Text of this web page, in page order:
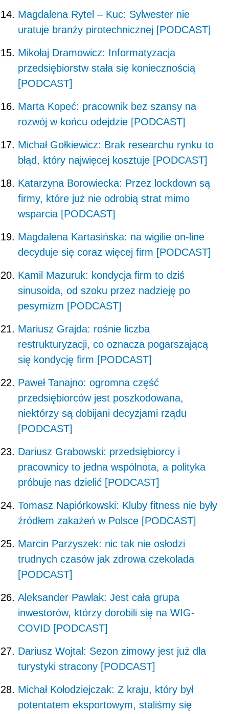
Magdalena Rytel – Kuc: Sylwester nie
uratuje branży pirotechnicznej [PODCAST]
Mikołaj Dramowicz: Informatyzacja
przedsiębiorstw stała się koniecznością
[PODCAST]
Marta Kopeć: pracownik bez szansy na
rozwój w końcu odejdzie [PODCAST]
Michał Gołkiewicz: Brak researchu rynku to
błąd, który najwięcej kosztuje [PODCAST]
Katarzyna Borowiecka: Przez lockdown są
firmy, które już nie odrobią strat mimo
wsparcia [PODCAST]
Magdalena Kartasińska: na wigilie on-line
decyduje się coraz więcej firm [PODCAST]
Kamil Mazuruk: kondycja firm to dziś
sinusoida, od szoku przez nadzieję po
pesymizm [PODCAST]
Mariusz Grajda: rośnie liczba
restrukturyzacji, co oznacza pogarszającą
się kondycję firm [PODCAST]
Paweł Tanajno: ogromna część
przedsiębiorców jest poszkodowana,
niektórzy są dobijani decyzjami rządu
[PODCAST]
Dariusz Grabowski: przedsiębiorcy i
pracownicy to jedna wspólnota, a polityka
próbuje nas dzielić [PODCAST]
Tomasz Napiórkowski: Kluby fitness nie były
źródłem zakażeń w Polsce [PODCAST]
Marcin Parzyszek: nic tak nie osłodzi
trudnych czasów jak zdrowa czekolada
[PODCAST]
Aleksander Pawlak: Jest cała grupa
inwestorów, którzy dorobili się na WIG-
COVID [PODCAST]
Dariusz Wojtal: Sezon zimowy jest już dla
turystyki stracony [PODCAST]
Michał Kołodziejczak: Z kraju, który był
potentatem eksportowym, staliśmy się